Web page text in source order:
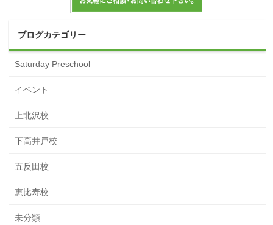
ブログカテゴリー
Saturday Preschool
イベント
上北沢校
下高井戸校
五反田校
恵比寿校
未分類